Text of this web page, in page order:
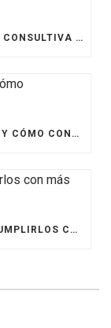
CÓMO VENDER MÁS: CLAVES DE VENTA CONSULTIVA PARA CONECTAR Y CERRAR MEJOR
POR QUÉ NO CUMPLES TUS OBJETIVOS Y CÓMO CONSEGUIRLOS DE FORMA REALISTA
CÓMO FIJAR OBJETIVOS ANUALES Y CUMPLIRLOS CON MÁS CLARIDAD